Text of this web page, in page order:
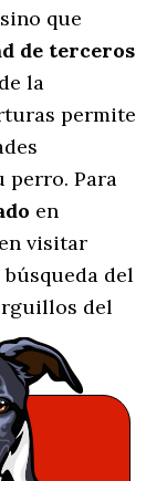
que
de terceros
la
permite
perro. Para
en
visitar
del
del